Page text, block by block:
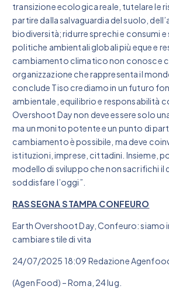
transizione ecologica reale, tutelare le
partire dalla salvaguardia del suolo,
biodiversità; ridurre sprechi e consumi e
politiche ambientali globali più eque e
cambiamento climatico non conosce
organizzazione che rappresenta il
conclude Tiso crediamo in un futuro
ambientale, equilibrio e responsabilità
Overshoot Day non deve essere solo
ma un monito potente e un punto di
cambiamento è possibile, ma deve
istituzioni, imprese, cittadini. Insieme,
modello di sviluppo che non sacrifichi il
soddisfare l’oggi”.
RASSEGNA STAMPA CONFEURO
Earth Overshoot Day, Confeuro:
cambiare stile di vita
24/07/2025 18:09 Redazione Agenfood
(Agen Food) – Roma, 24 lug.